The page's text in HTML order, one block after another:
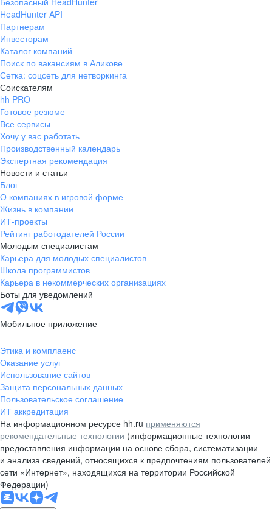
HeadHunter API
Партнерам
Инвесторам
Каталог компаний
Поиск по вакансиям в Аликове
Сетка: соцсеть для нетворкинга
Соискателям
hh PRO
Готовое резюме
Все сервисы
Хочу у вас работать
Производственный календарь
Экспертная рекомендация
Новости и статьи
Блог
О компаниях в игровой форме
Жизнь в компании
ИТ-проекты
Рейтинг работодателей России
Молодым специалистам
Карьера для молодых специалистов
Школа программистов
Карьера в некоммерческих организациях
Боты для уведомлений
Мобильное приложение
Этика и комплаенс
Оказание услуг
Использование сайтов
Защита персональных данных
Пользовательское соглашение
ИТ аккредитация
На информационном ресурсе hh.ru применяются
рекомендательные технологии (информационные технологии
предоставления информации на основе сбора, систематизации
и анализа сведений, относящихся к предпочтениям пользователей
сети «Интернет», находящихся на территории Российской
Федерации)